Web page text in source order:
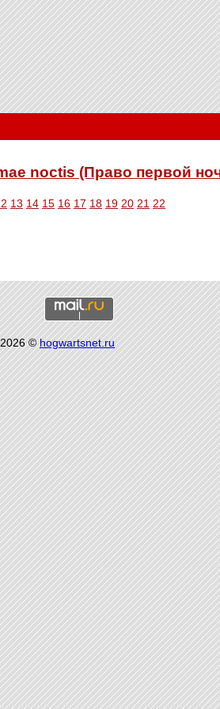
noctis (Право первой
13 14 15 16 17 18 19 20 21 22
©hogwartsnet.ru